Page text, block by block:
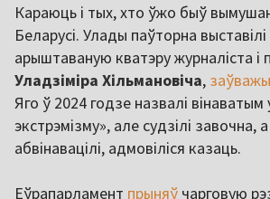
Караюць і тых, хто ўжо быў
Беларусі. Улады паўторна
арыштаваную кватэру журналіста і
Уладзіміра Хільмановіча,
Яго ў 2024 годзе назвалі вінаватым
экстрэмізму», але судзілі завочна,
абвінавацілі, адмовіліся казаць.
Еўрапарламент прыняў чарговую